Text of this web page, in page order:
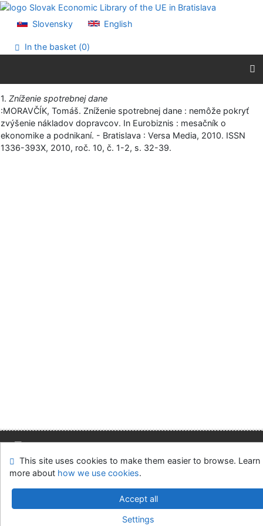
Go to content
Accessibility declaration
Slovensky English
In the basket (0)
Print
1. Zníženie spotrebnej dane
:MORAVČÍK, Tomáš. Zníženie spotrebnej dane : nemôže pokryť
zvýšenie nákladov dopravcov. In Eurobiznis : mesačník o
ekonomike a podnikaní. - Bratislava : Versa Media, 2010. ISSN
1336-393X, 2010, roč. 10, č. 1-2, s. 32-39.
Site map Accessibility Privacy
OpenSearch module
Feedback form
Cookie settings
Slovak Economic Library of the UE in Bratislava
v.4.8.63a-Cosmotron Slovakia, s.r.o.
This site uses cookies to make them easier to browse. Learn
more about how we use cookies.
Accept all
Settings